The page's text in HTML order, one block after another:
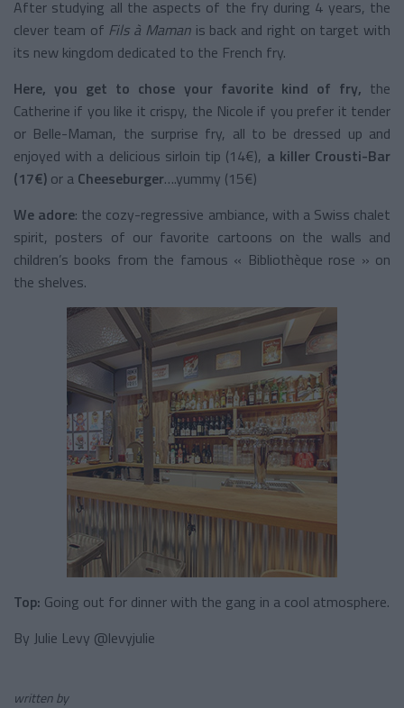
After studying all the aspects of the fry during 4 years, the
clever team of Fils à Mamanis back and right on target with
its new kingdom dedicated to the French fry.
Here, you get to chose your favorite kind of fry, the
Catherine if you like it crispy, the Nicole if you prefer it tender
or Belle-Maman, the surprise fry, all to be dressed up and
enjoyed with a delicious sirloin tip (14€), a killer Crousti-Bar
(17€) or a Cheeseburger….yummy (15€)
We adore: the cozy-regressive ambiance, with a Swiss chalet
spirit, posters of our favorite cartoons on the walls and
children’s books from the famous « Bibliothèque rose » on
the shelves.
Top: Going out for dinner with the gang in a cool atmosphere.
By Julie Levy @levyjulie
written by